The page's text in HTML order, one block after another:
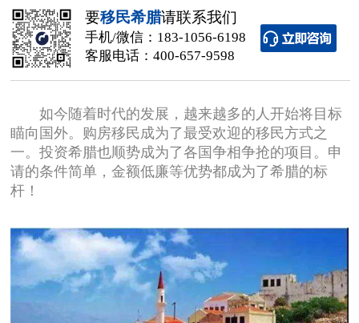
要移民希腊请联系我们
手机/微信： 183-1056-6198
客服电话： 400-657-9598
如今随着时代的发展，越来越多的人开始将目标
瞄向国外。购房移民成为了最受欢迎的移民方式之
一。投资希腊也顺势成为了各国争相争抢的项目。申
请的条件简单，金额低廉等优势都成为了希腊的标
杆！